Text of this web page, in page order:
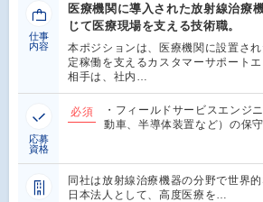
仕事
内容
医療機関に導入された放射線治療
じて医療現場を支える技術職。
本ポジションは、医療機関に設置さ
定稼働を支えるカスタマーサポート
相手は、社内…
応募
資格
必須
・フィールドサービスエンジ
動車、半導体装置など）の保
同社は放射線治療機器の分野で世界
日本法人として、高度医療を…